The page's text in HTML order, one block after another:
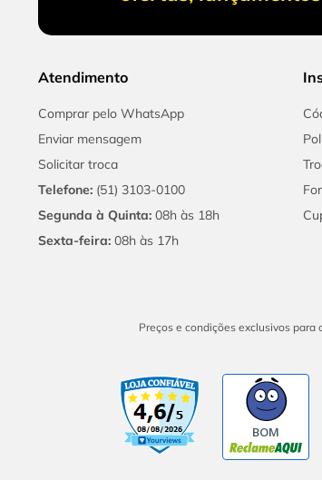
Atendimento
Comprar pelo WhatsApp
Enviar mensagem
Solicitar troca
Telefone: (51) 3103-0100
Segunda à Quinta: 08h às 18h
Sexta-feira: 08h às 17h
Preços e condições exclusivos para
BOM